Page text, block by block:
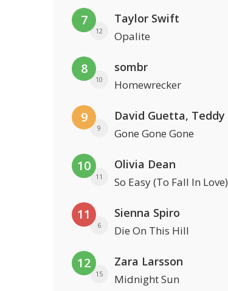
7
12
Taylor Swift
Opalite
8
10
sombr
Homewrecker
9
9 Gone Gone Gone
10
11
Olivia Dean
So Easy (To Fall In Love)
11
6
Sienna Spiro
Die On This Hill
12
15
Zara Larsson
Midnight Sun